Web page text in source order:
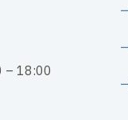
– 18:00